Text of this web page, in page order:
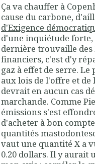
Ça va chauffer à
cause du carbone,
d'Exigence
d'une inquiétude forte,
dernière trouvaille des
financiers, c'est d'y
gaz à effet de serre.
aux lois de l'offre et
devrait en aucun cas
marchande. Comme
émissions s'est
d'acheter à bon
quantités
vaut une quantité X a
0.20 dollars. Il y aurait